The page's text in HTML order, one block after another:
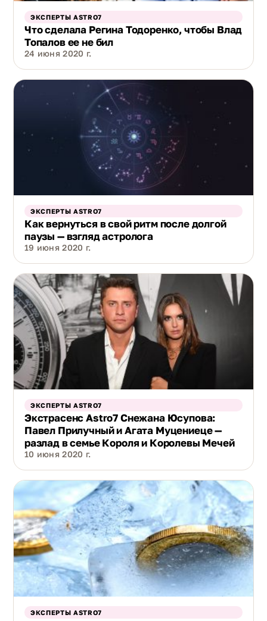
ЭКСПЕРТЫ ASTRO7
Что сделала Регина Тодоренко, чтобы Влад
Топалов ее не бил
24 июня 2020 г.
ЭКСПЕРТЫ ASTRO7
Как вернуться в свой ритм после долгой
паузы — взгляд астролога
19 июня 2020 г.
ЭКСПЕРТЫ ASTRO7
Экстрасенс Astro7 Снежана Юсупова:
Павел Прилучный и Агата Муцениеце —
разлад в семье Короля и Королевы Мечей
10 июня 2020 г.
ЭКСПЕРТЫ ASTRO7